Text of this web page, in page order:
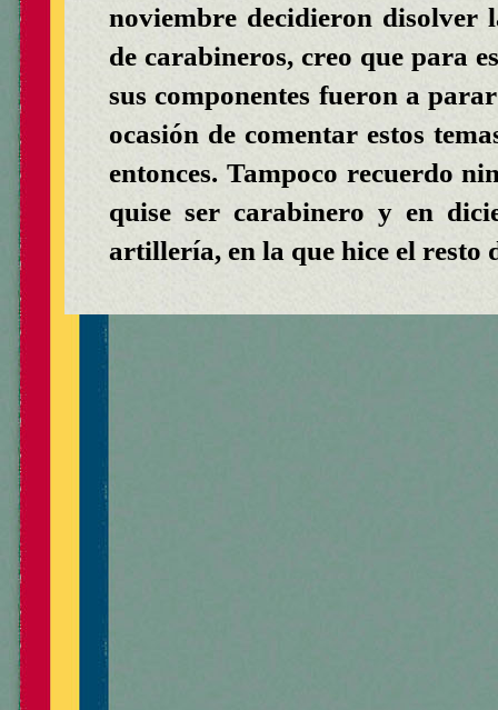
noviembre decidieron disolver
de carabineros, creo que para
sus componentes fueron a
ocasión de comentar estos
entonces. Tampoco recuerdo
quise ser carabinero y en
artillería, en la que hice el resto